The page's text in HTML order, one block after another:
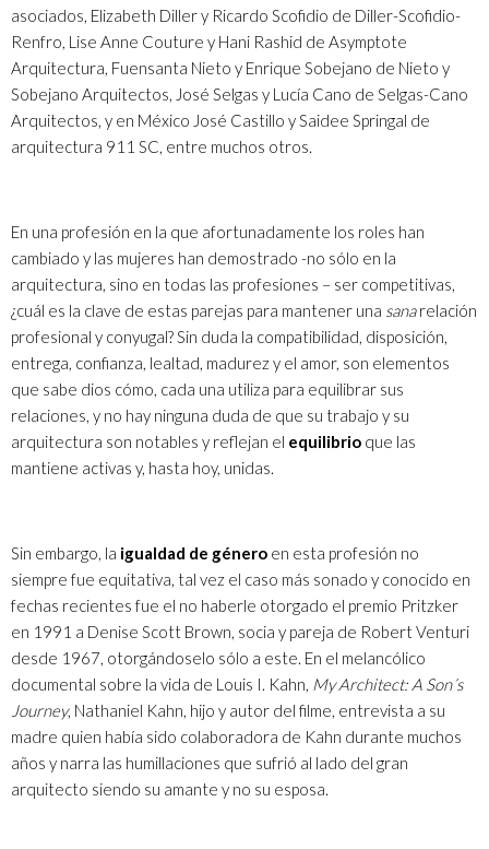
asociados, Elizabeth Diller y Ricardo Scofidio de Diller-Scofidio-
Renfro, Lise Anne Couture y Hani Rashid de Asymptote
Arquitectura, Fuensanta Nieto y Enrique Sobejano de Nieto y
Sobejano Arquitectos, José Selgas y Lucía Cano de Selgas-Cano
Arquitectos, y en México José Castillo y Saidee Springal de
arquitectura 911 SC, entre muchos otros.
En una profesión en la que afortunadamente los roles han
cambiado y las mujeres han demostrado -no sólo en la
arquitectura, sino en todas las profesiones – ser competitivas,
¿cuál es la clave de estas parejas para mantener una sanarelación
profesional y conyugal? Sin duda la compatibilidad, disposición,
entrega, confianza, lealtad, madurez y el amor, son elementos
que sabe dios cómo, cada una utiliza para equilibrar sus
relaciones, y no hay ninguna duda de que su trabajo y su
arquitectura son notables y reflejan el equilibrio que las
mantiene activas y, hasta hoy, unidas.
Sin embargo, la igualdad de género en esta profesión no
siempre fue equitativa, tal vez el caso más sonado y conocido en
fechas recientes fue el no haberle otorgado el premio Pritzker
en 1991 a Denise Scott Brown, socia y pareja de Robert Venturi
desde 1967, otorgándoselo sólo a este. En el melancólico
documental sobre la vida de Louis I. Kahn, My Architect: A Son´s
Journey, Nathaniel Kahn, hijo y autor del filme, entrevista a su
madre quien había sido colaboradora de Kahn durante muchos
años y narra las humillaciones que sufrió al lado del gran
arquitecto siendo su amante y no su esposa.